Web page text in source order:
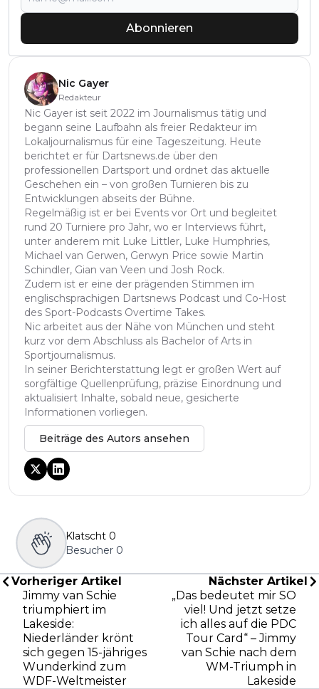
Abonnieren
Nic Gayer
Redakteur
Nic Gayer ist seit 2022 im Journalismus tätig und
begann seine Laufbahn als freier Redakteur im
Lokaljournalismus für eine Tageszeitung. Heute
berichtet er für Dartsnews.de über den
professionellen Dartsport und ordnet das aktuelle
Geschehen ein – von großen Turnieren bis zu
Entwicklungen abseits der Bühne.
Regelmäßig ist er bei Events vor Ort und begleitet
rund 20 Turniere pro Jahr, wo er Interviews führt,
unter anderem mit Luke Littler, Luke Humphries,
Michael van Gerwen, Gerwyn Price sowie Martin
Schindler, Gian van Veen und Josh Rock.
Zudem ist er eine der prägenden Stimmen im
englischsprachigen Dartsnews Podcast und Co-Host
des Sport-Podcasts Overtime Takes.
Nic arbeitet aus der Nähe von München und steht
kurz vor dem Abschluss als Bachelor of Arts in
Sportjournalismus.
In seiner Berichterstattung legt er großen Wert auf
sorgfältige Quellenprüfung, präzise Einordnung und
aktualisiert Inhalte, sobald neue, gesicherte
Informationen vorliegen.
Beiträge des Autors ansehen
Klatscht 0
Besucher 0
Vorheriger Artikel
Jimmy van Schie
triumphiert im
Lakeside:
Niederländer krönt
sich gegen 15-jähriges
Wunderkind zum
WDF-Weltmeister
Nächster Artikel
„Das bedeutet mir SO
viel! Und jetzt setze
ich alles auf die PDC
Tour Card“ – Jimmy
van Schie nach dem
WM-Triumph in
Lakeside